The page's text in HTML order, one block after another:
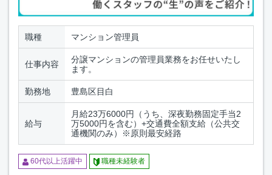
職種 マンション管理員
仕事内容
分譲マンションの管理員業務をお任せいたし
ます。
勤務地 豊島区目白
給与
月給23万6000円（うち、深夜勤務固定手当2
万5000円を含む）+交通費全額支給（公共交
通機関のみ）※原則最安経路
60代以上活躍中 職種未経験者